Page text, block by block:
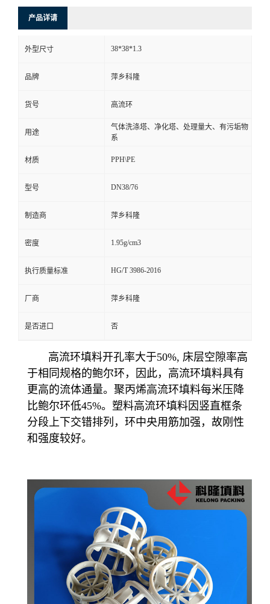
方
产品详请
外型尺寸 38*38*1.3
品牌 萍乡科隆
货号 高流环
用途
气体洗涤塔、净化塔、处理量大、有污垢物
系
材质 PPH\PE
型号 DN38/76
制造商 萍乡科隆
密度 1.95g/cm3
执行质量标准 HG/T 3986-2016
厂商 萍乡科隆
是否进口 否
高流环填料开孔率大于50%, 床层空隙率高
于相同规格的鲍尔环，因此，高流环填料具有
更高的流体通量。聚丙烯高流环填料每米压降
比鲍尔环低45%。塑料高流环填料因竖直框条
分段上下交错排列，环中央用筋加强，故刚性
和强度较好。